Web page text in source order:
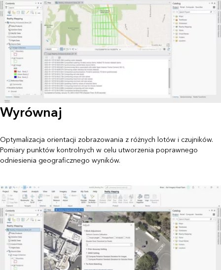
Wyrównaj
Optymalizacja orientacji zobrazowania z różnych lotów i czujników.
Pomiary punktów kontrolnych w celu utworzenia poprawnego
odniesienia geograficznego wyników.